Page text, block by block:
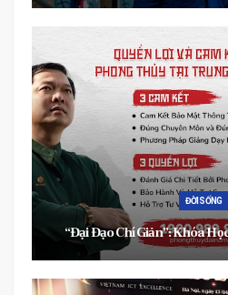
ĐỜI SỐNG
“Đại Đạo Chí Giản”: Khóa